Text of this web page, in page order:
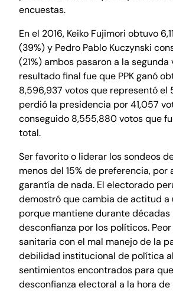
encuestas.
En el 2016, Keiko Fujimori obtuvo
(39%) y Pedro Pablo Kuczynski
(21%) ambos pasaron a la segunda
resultado final fue que PPK ganó
8,596,937 votos que representó el
perdió la presidencia por 41,057
conseguido 8,555,880 votos que
total.
Ser favorito o liderar los sondeos
menos del 15% de preferencia, por
garantía de nada. El electorado
demostró que cambia de actitud a
porque mantiene durante décadas
desconfianza por los políticos.
sanitaria con el mal manejo de la
debilidad institucional de política
sentimientos encontrados para
desconfianza electoral a la hora